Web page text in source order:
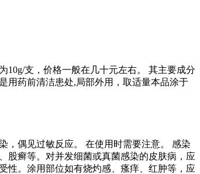
10g/支，价格一般在几十元左右。 其主要成分
用药前清洁患处,局部外用，取适量本品涂于
，偶见过敏反应。 在使用时需要注意。 感染
股癣等。对并发细菌或真菌感染的皮肤病，应
性。涂用部位如有烧灼感、瘙痒、红肿等，应